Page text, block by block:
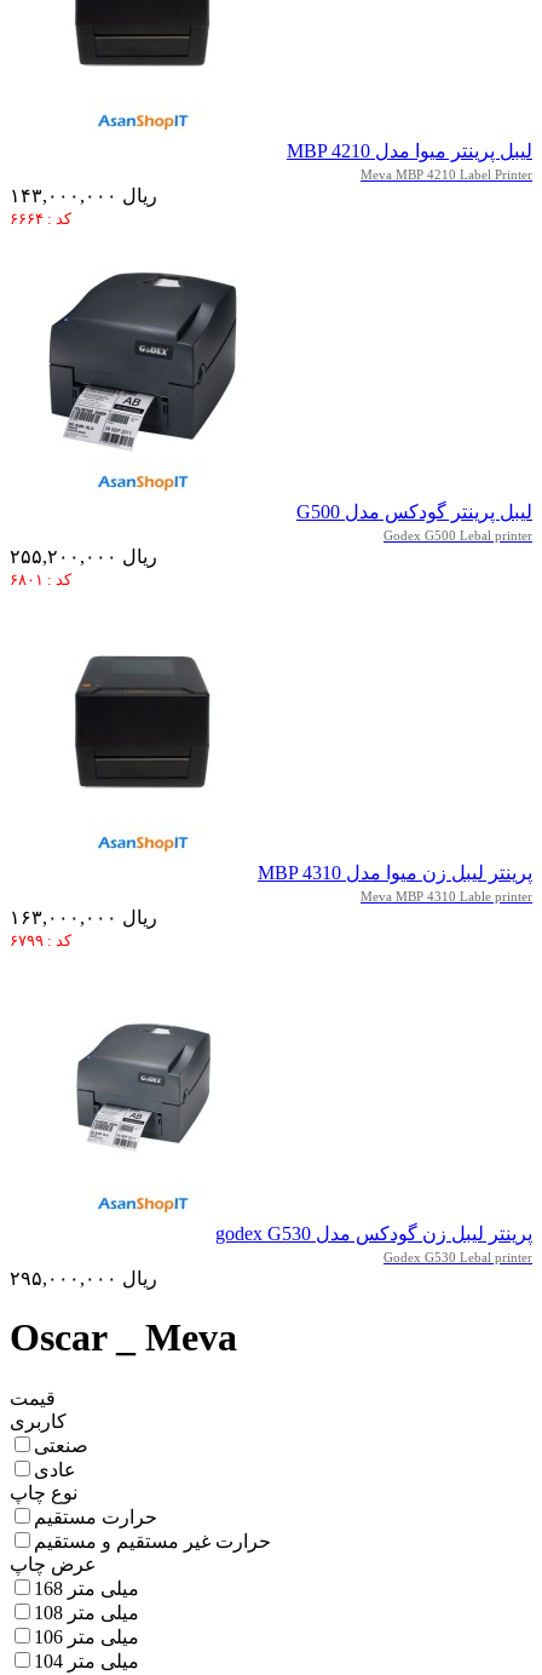
لیبل پرینتر میوا مدل MBP 4210
Meva MBP 4210 Label Printer
۱۴۳,۰۰۰,۰۰۰ ریال
کد : ۶۶۶۴
لیبل پرینتر گودکس مدل G500
Godex G500 Lebal printer
۲۵۵,۲۰۰,۰۰۰ ریال
کد : ۶۸۰۱
پرینتر لیبل زن میوا مدل MBP 4310
Meva MBP 4310 Lable printer
۱۶۳,۰۰۰,۰۰۰ ریال
کد : ۶۷۹۹
پرینتر لیبل زن گودکس مدل godex G530
Godex G530 Lebal printer
۲۹۵,۰۰۰,۰۰۰ ریال
Oscar _ Meva
قیمت
کاربری
صنعتی
عادی
نوع چاپ
حرارت مستقیم
حرارت غیر مستقیم و مستقیم
عرض چاپ
168 میلی متر
108 میلی متر
106 میلی متر
104 میلی متر